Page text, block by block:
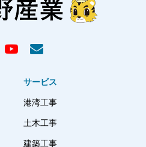
サービス
港湾工事
土木工事
建築工事